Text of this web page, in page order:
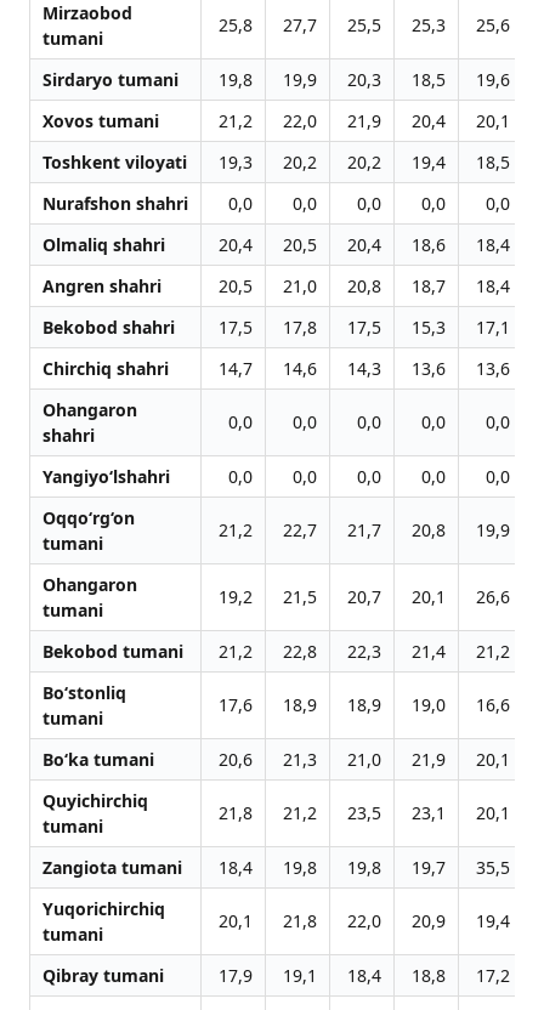
Mirzaobod
tumani
25,8 27,7 25,5 25,3 25,6
Sirdaryo tumani 19,8 19,9 20,3 18,5 19,6
Xovos tumani
21,2 22,0 21,9 20,4 20,1
Toshkent viloyati
19,3 20,2 20,2 19,4 18,5
Nurafshon shahri
0,0 0,0 0,0 0,0 0,0
Olmaliq shahri
20,4 20,5 20,4 18,6 18,4
Angren shahri
20,5 21,0 20,8 18,7 18,4
Bekobod shahri
17,5 17,8 17,5 15,3 17,1
Chirchiq shahri
14,7 14,6 14,3 13,6 13,6
Ohangaron
shahri
0,0 0,0 0,0 0,0 0,0
Yangiyo‘lshahri 0,0 0,0 0,0 0,0 0,0
Oqqo‘rg‘on
tumani
21,2 22,7 21,7 20,8 19,9
Ohangaron
tumani
19,2 21,5 20,7 20,1 26,6
Bekobod tumani 21,2 22,8 22,3 21,4 21,2
Bo‘stonliq
tumani
17,6 18,9 18,9 19,0 16,6
Bo‘ka tumani 20,6 21,3 21,0 21,9 20,1
Quyichirchiq
tumani
21,8 21,2 23,5 23,1 20,1
Zangiota tumani 18,4 19,8 19,8 19,7 35,5
Yuqorichirchiq
tumani
20,1 21,8 22,0 20,9 19,4
Qibray tumani 17,9 19,1 18,4 18,8 17,2